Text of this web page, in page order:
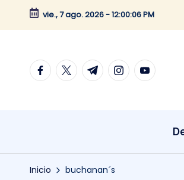
Saltar
contenido
vie., 7 ago. 2026-12:00:06 PM
facebook.com
twitter.com
t.me instagram.com
Inicio buchanan´s